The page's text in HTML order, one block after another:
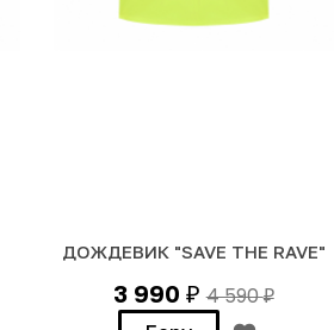
ДОЖДЕВИК "SAVE THE RAVE"
3 990 ₽ 4 590₽